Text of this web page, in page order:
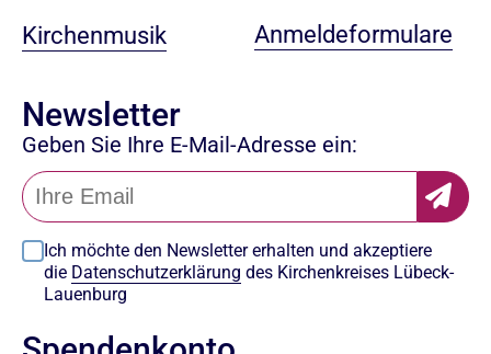
Kirchenmusik
Anmeldeformulare
Newsletter
Geben Sie Ihre E-Mail-Adresse ein:
Ich möchte den Newsletter erhalten und akzeptiere
die Datenschutzerklärung des Kirchenkreises Lübeck-
Lauenburg